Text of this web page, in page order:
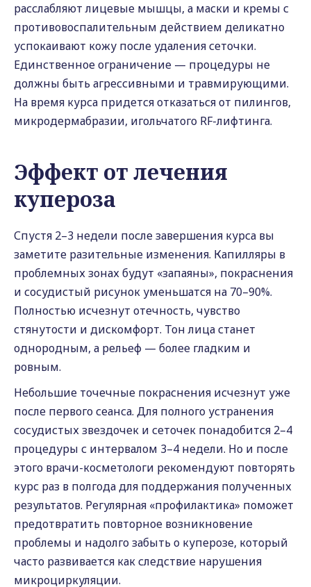
расслабляют лицевые мышцы, а маски и кремы с
противовоспалительным действием деликатно
успокаивают кожу после удаления сеточки.
Единственное ограничение — процедуры не
должны быть агрессивными и травмирующими.
На время курса придется отказаться от пилингов,
микродермабразии, игольчатого RF-лифтинга.
Эффект от лечения
купероза
Спустя 2–3 недели после завершения курса вы
заметите разительные изменения. Капилляры в
проблемных зонах будут «запаяны», покраснения
и сосудистый рисунок уменьшатся на 70–90%.
Полностью исчезнут отечность, чувство
стянутости и дискомфорт. Тон лица станет
однородным, а рельеф — более гладким и
ровным.
Небольшие точечные покраснения исчезнут уже
после первого сеанса. Для полного устранения
сосудистых звездочек и сеточек понадобится 2–4
процедуры с интервалом 3–4 недели. Но и после
этого врачи-косметологи рекомендуют повторять
курс раз в полгода для поддержания полученных
результатов. Регулярная «профилактика» поможет
предотвратить повторное возникновение
проблемы и надолго забыть о куперозе, который
часто развивается как следствие нарушения
микроциркуляции.